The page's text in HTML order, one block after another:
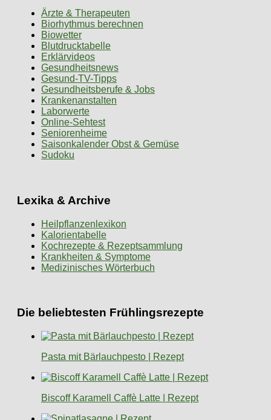
Ärzte & Therapeuten
Biorhythmus berechnen
Biowetter
Blutdrucktabelle
Erklärvideos
Gesundheitsnews
Gesund-TV-Tipps
Gesundheitsberufe & Jobs
Krankenanstalten
Laborwerte
Online-Sehtest
Seniorenheime
Saisonkalender Obst & Gemüse
Sudoku
Lexika & Archive
Heilpflanzenlexikon
Kalorientabelle
Kochrezepte & Rezeptsammlung
Krankheiten & Symptome
Medizinisches Wörterbuch
Die beliebtesten Frühlingsrezepte
Pasta mit Bärlauchpesto | Rezept
Biscoff Karamell Caffè Latte | Rezept